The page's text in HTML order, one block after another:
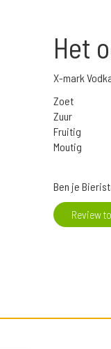
Het
X-mark
Zoet
Zuur
Fruitig
Moutig
Ben je
Review